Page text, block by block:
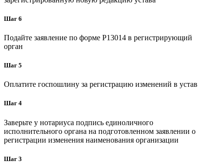
Шаг 6
Подайте заявление по форме P13014 в регистрирующий
орган
Шаг 5
Оплатите госпошлину за регистрацию изменений в устав
Шаг 4
Заверьте у нотариуса подпись единоличного
исполнительного органа на подготовленном заявлении о
регистрации изменения наименования организации
Шаг 3